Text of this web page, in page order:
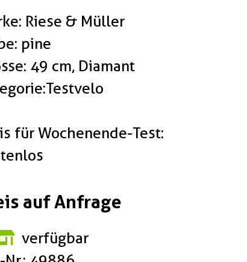
Riese & Müller
pine
49 cm, Diamant
für Wochenende-Test:
auf Anfrage
verfügbar